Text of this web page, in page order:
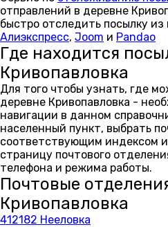
отправлений в деревне
быстро отследить посылку
Алиэкспресс, Joom и Pandao
Где находится
Кривопавловка
Для того чтобы узнать, где
деревне Кривопавловка -
навигации в данном
населенный пункт, выбрать
соответствующим индексом
страницу почтового
телефона и режима работы.
Почтовые
Кривопавловка
412182 Нееловка